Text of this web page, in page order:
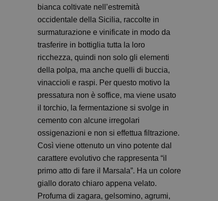
bianca coltivate nell’estremità
occidentale della Sicilia, raccolte in
surmaturazione e vinificate in modo da
trasferire in bottiglia tutta la loro
ricchezza, quindi non solo gli elementi
della polpa, ma anche quelli di buccia,
vinaccioli e raspi. Per questo motivo la
pressatura non è soffice, ma viene usato
il torchio, la fermentazione si svolge in
cemento con alcune irregolari
ossigenazioni e non si effettua filtrazione.
Così viene ottenuto un vino potente dal
carattere evolutivo che rappresenta “il
primo atto di fare il Marsala”. Ha un colore
giallo dorato chiaro appena velato.
Profuma di zagara, gelsomino, agrumi,